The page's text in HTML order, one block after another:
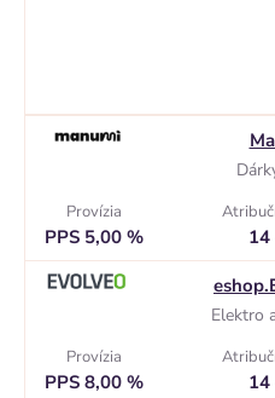
Provízia
PPS 5,00 % 14
Elektro
Provízia
PPS 8,00 % 14